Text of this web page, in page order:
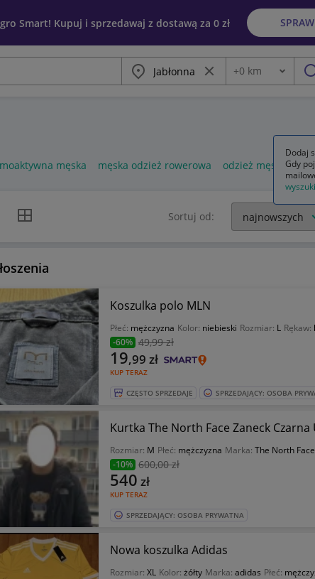
Smart! Kupuj i sprzedawaj z dostawą za 0 zł
Miasto Wyczyść frazę
Odległość
+0 km
męska męska odzież rowerowa odzież męska
listy
Widok siatki Sortuj od:
Koszulka polo MLN
Płeć: mężczyzna Kolor: niebieski Rozmiar: L Rękaw:
-60% 49,99 zł
KUP TERAZ
19,99 zł
CZĘSTO SPRZEDAJE SPRZEDAJĄCY: OSOBA
Kurtka The North Face Zaneck
Rozmiar: M Płeć: mężczyzna Marka: The North Face
-10% 600,00 zł
KUP TERAZ
540 zł
SPRZEDAJĄCY: OSOBA PRYWATNA
Nowa koszulka Adidas
Rozmiar: XL Kolor: żółty Marka: adidas Płeć:
Dodaj
Gdy